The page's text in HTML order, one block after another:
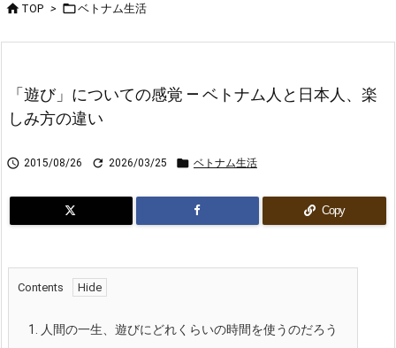
次へ
 TOP > ベトナム生活
「遊び」についての感覚 ― ベトナム人と日本人、楽
しみ方の違い
 2015/08/26  2026/03/25  ベトナム生活
Copy
Contents
1.
人間の一生、遊びにどれくらいの時間を使うのだろう